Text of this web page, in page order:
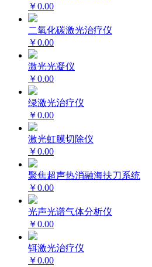
￥0.00
二氧化碳激光治疗仪
￥0.00
激光光凝仪
￥0.00
绿激光治疗仪
￥0.00
激光虹膜切除仪
￥0.00
聚焦超声热消融海扶刀系统
￥0.00
光声光谱气体分析仪
￥0.00
铒激光治疗仪
￥0.00